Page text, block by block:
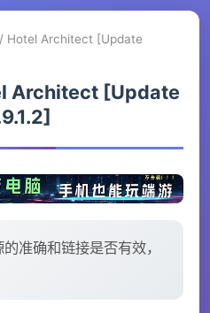
Hotel Architect [Update
Architect [Update
准确和链接是否有效，